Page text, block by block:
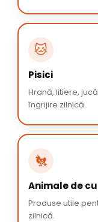
🐱
Pisici
Hrană, litiere,
îngrijire zilnică.
🐔
Animale de
Produse utile
zilnică.